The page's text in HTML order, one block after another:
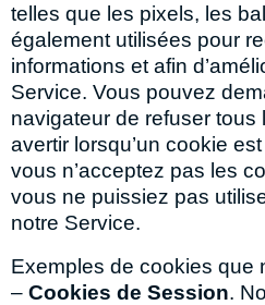
telles que les pixels, les
également utilisées pour
informations et afin
Service. Vous pouvez
navigateur de refuser
avertir lorsqu’un cookie
vous n’acceptez pas les
vous ne puissiez pas
notre Service.
Exemples de cookies que
– Cookies de Session.